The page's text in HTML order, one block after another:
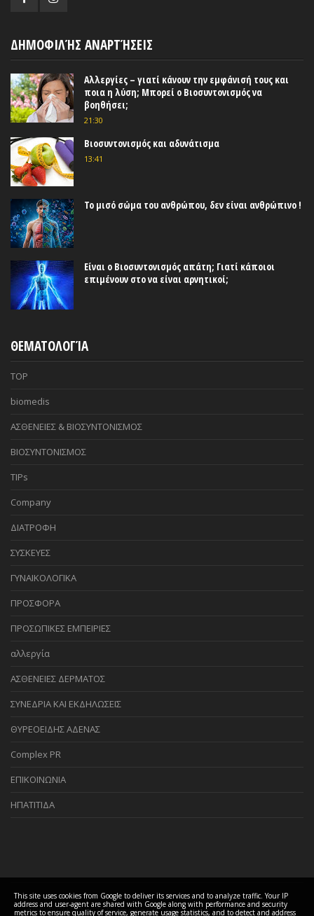
ΔΗΜΟΦΙΛΉΣ ΑΝΑΡΤΉΣΕΙΣ
Αλλεργίες – γιατί κάνουν την εμφάνισή τους και
ποια η λύση; Μπορεί ο Βιοσυντονισμός να
βοηθήσει;
21:30
Βιοσυντονισμός και αδυνάτισμα
13:41
Το μισό σώμα του ανθρώπου, δεν είναι ανθρώπινο !
Είναι ο Βιοσυντονισμός απάτη; Γιατί κάποιοι
επιμένουν στο να είναι αρνητικοί;
ΘΕΜΑΤΟΛΟΓΊΑ
TOP
biomedis
ΑΣΘΕΝΕΙΕΣ & ΒΙΟΣΥΝΤΟΝΙΣΜΟΣ
ΒΙΟΣΥΝΤΟΝΙΣΜΟΣ
TIPs
Company
ΔΙΑΤΡΟΦΗ
ΣΥΣΚΕΥΕΣ
ΓΥΝΑΙΚΟΛΟΓΙΚΑ
ΠΡΟΣΦΟΡΑ
ΠΡΟΣΩΠΙΚΕΣ ΕΜΠΕΙΡΙΕΣ
αλλεργία
ΑΣΘΕΝΕΙΕΣ ΔΕΡΜΑΤΟΣ
ΣΥΝΕΔΡΙΑ ΚΑΙ ΕΚΔΗΛΩΣΕΙΣ
ΘΥΡΕΟΕΙΔΗΣ ΑΔΕΝΑΣ
Complex PR
ΕΠΙΚΟΙΝΩΝΙΑ
ΗΠΑΤΙΤΙΔΑ
COPYRIGHT ©2026 Biomedis GR Team - Βιοσυντονισμός Ελλάδα
This site uses cookies from Google to deliver its services and to analyze traffic. Your IP
address and user-agent are shared with Google along with performance and security
metrics to ensure quality of service, generate usage statistics, and to detect and address